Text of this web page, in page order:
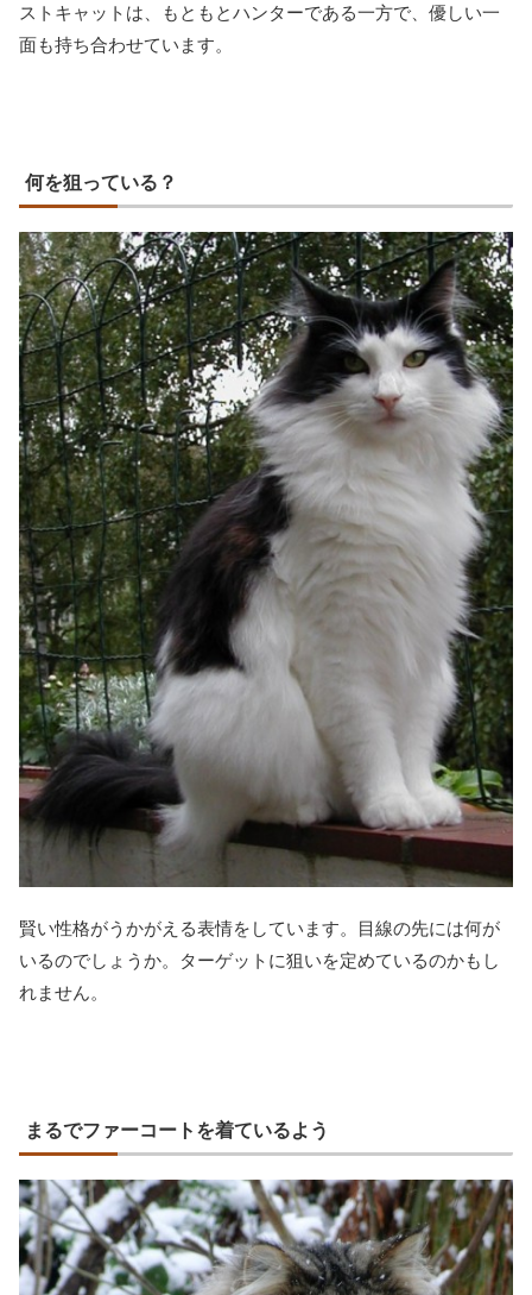
ストキャットは、もともとハンターである一方で、優しい一
面も持ち合わせています。
何を狙っている？
賢い性格がうかがえる表情をしています。目線の先には何が
いるのでしょうか。ターゲットに狙いを定めているのかもし
れません。
まるでファーコートを着ているよう